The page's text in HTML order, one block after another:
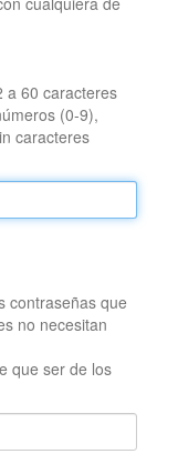
a 60 caracteres
(0-9),
caracteres
contraseñas que
no necesitan
que ser de los